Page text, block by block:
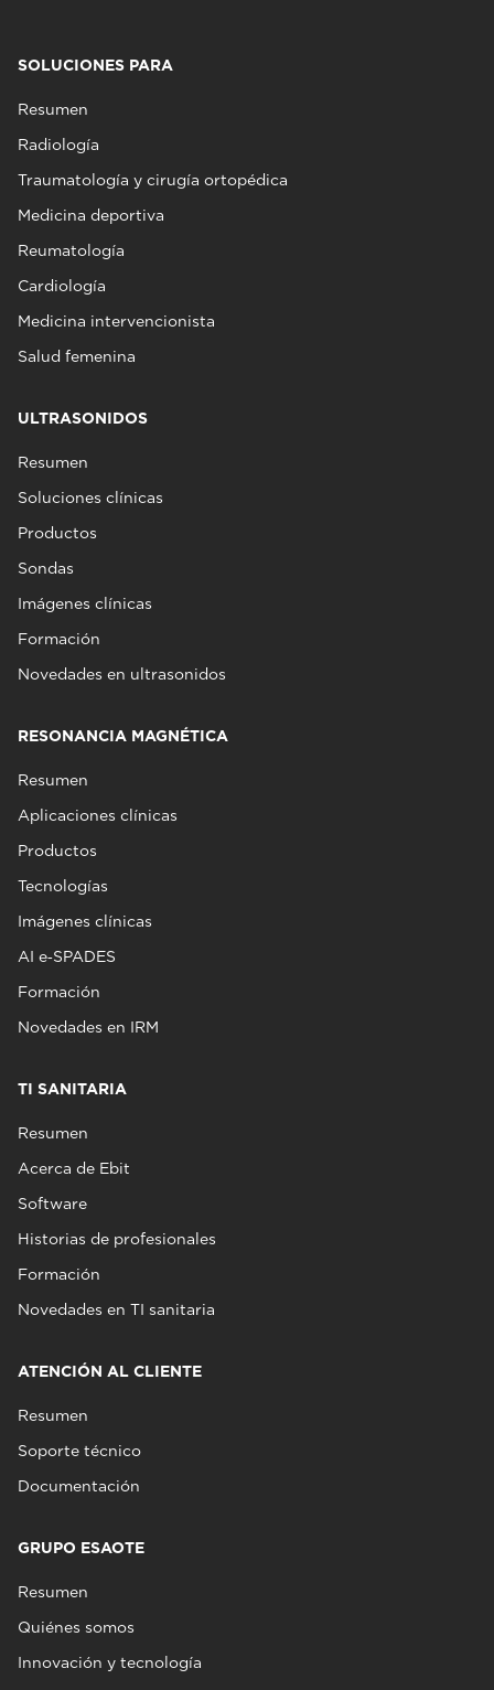
SOLUCIONES PARA
Resumen
Radiología
Traumatología y cirugía ortopédica
Medicina deportiva
Reumatología
Cardiología
Medicina intervencionista
Salud femenina
ULTRASONIDOS
Resumen
Soluciones clínicas
Productos
Sondas
Imágenes clínicas
Formación
Novedades en ultrasonidos
RESONANCIA MAGNÉTICA
Resumen
Aplicaciones clínicas
Productos
Tecnologías
Imágenes clínicas
AI e‑SPADES
Formación
Novedades en IRM
TI SANITARIA
Resumen
Acerca de Ebit
Software
Historias de profesionales
Formación
Novedades en TI sanitaria
ATENCIÓN AL CLIENTE
Resumen
Soporte técnico
Documentación
GRUPO ESAOTE
Resumen
Quiénes somos
Innovación y tecnología